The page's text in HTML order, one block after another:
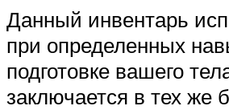
Данный инвентарь
при определенных
подготовке вашего
заключается в тех же